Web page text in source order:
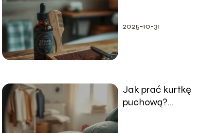
2025-10-31
Jak prać kurtkę
puchową?